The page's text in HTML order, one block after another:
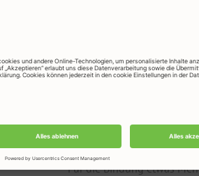
Den Backofen auf 180°C
Die Rigatoni in reichlich
dann abschütten und mit
Eine Springform mit
aufstellen. Zwiebeln und
Für die Bindung etwas